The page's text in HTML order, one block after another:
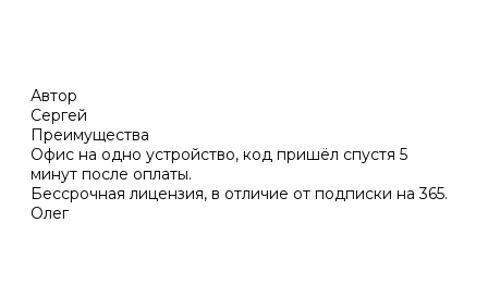
Автор
Сергей
Преимущества
Офис на одно устройство, код пришёл спустя 5
минут после оплаты.
Бессрочная лицензия, в отличие от подписки на 365.
Олег